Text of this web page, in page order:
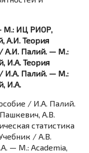
М.: ИЦ РИОР,
А.И. Теория
/ А.И. Палий. — М.:
И.А. Теория
/ И.А. Палий. — М.:
И.А.
/ И.А. Палий.
А.В.
статистика
/ А.В.
— М.: Academia,